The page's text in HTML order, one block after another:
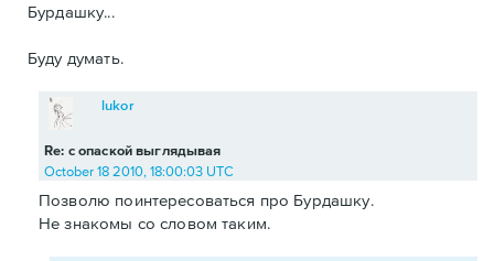
Бурдашку...
Буду думать.
Re: с опаской выглядывая
lukor
October 18 2010, 18:00:03 UTC
Позволю поинтересоваться про Бурдашку.
Не знакомы со словом таким.